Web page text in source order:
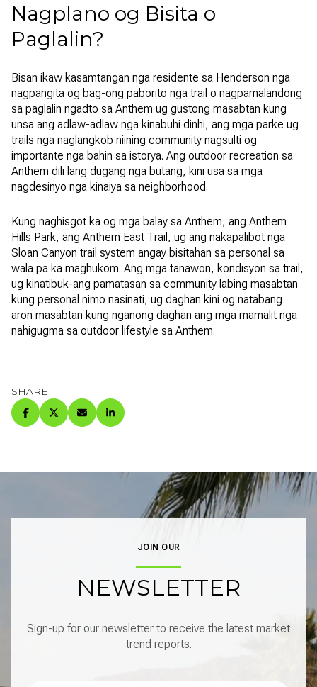
Nagplano og Bisita o
Paglalin?
Bisan ikaw kasamtangan nga residente sa Henderson nga
nagpangita og bag-ong paborito nga trail o nagpamalandong
sa paglalin ngadto sa Anthem ug gustong masabtan kung
unsa ang adlaw-adlaw nga kinabuhi dinhi, ang mga parke ug
trails nga naglangkob niining community nagsulti og
importante nga bahin sa istorya. Ang outdoor recreation sa
Anthem dili lang dugang nga butang, kini usa sa mga
nagdesinyo nga kinaiya sa neighborhood.
Kung naghisgot ka og mga balay sa Anthem, ang Anthem
Hills Park, ang Anthem East Trail, ug ang nakapalibot nga
Sloan Canyon trail system angay bisitahan sa personal sa
wala pa ka maghukom. Ang mga tanawon, kondisyon sa trail,
ug kinatibuk-ang pamatasan sa community labing masabtan
kung personal nimo nasinati, ug daghan kini og natabang
aron masabtan kung nganong daghan ang mga mamalit nga
nahigugma sa outdoor lifestyle sa Anthem.
SHARE
JOIN OUR
NEWSLETTER
Sign-up for our newsletter to receive the latest market
trend reports.